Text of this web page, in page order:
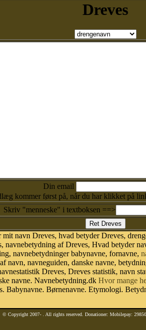
Dreves
Din email
kommer først på, når du har klikket på
Skriv "menneske" i textboksen ==>
navn Dreves, hvad betyder Dreves,
navnebetydning af Dreves, Hvad betyder
navnebetydninger babynavne, fornavne,
navn, navneguiden, danske navne,
Dreves, Dreves statistik, navn
navne. Navnebetydning.dk Hvor mange
Babynavne. Børnenavne. Etymologi.
© Copyright 2007- . All rights reserved. Donationer: Mobilepay: